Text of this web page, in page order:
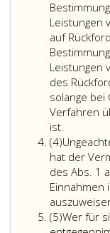
Leistungen
auf
Leistungen
des
solange bei
Verfahren
ist.
entgegen
den
der
15
(4)Absatz
4
hat der
des Abs. 1
Einnahmen
(5)Absatz
Wer für